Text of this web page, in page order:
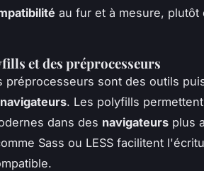
au fur et à mesure,
et des préprocesseurs
préprocesseurs sont des outils
navigateurs. Les polyfills
dans des navigateurs plus
Sass ou LESS facilitent